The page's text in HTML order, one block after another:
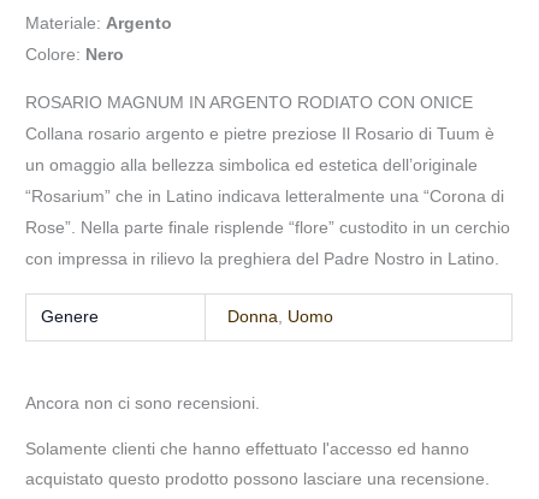
Materiale: Argento
Colore: Nero
ROSARIO MAGNUM IN ARGENTO RODIATO CON ONICE
Collana rosario argento e pietre preziose Il Rosario di Tuum è
un omaggio alla bellezza simbolica ed estetica dell’originale
“Rosarium” che in Latino indicava letteralmente una “Corona di
Rose”. Nella parte finale risplende “flore” custodito in un cerchio
con impressa in rilievo la preghiera del Padre Nostro in Latino.
Genere Donna, Uomo
Ancora non ci sono recensioni.
Solamente clienti che hanno effettuato l'accesso ed hanno
acquistato questo prodotto possono lasciare una recensione.